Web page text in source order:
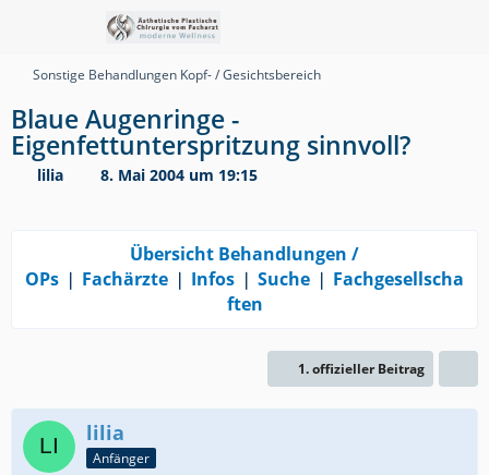
Sonstige Behandlungen Kopf- / Gesichtsbereich
Blaue Augenringe -
Eigenfettunterspritzung sinnvoll?
lilia 8. Mai 2004 um 19:15
Übersicht Behandlungen /
OPs ❘ Fachärzte ❘ Infos ❘ Suche ❘ Fachgesellscha
ften
1. offizieller Beitrag
lilia
Anfänger